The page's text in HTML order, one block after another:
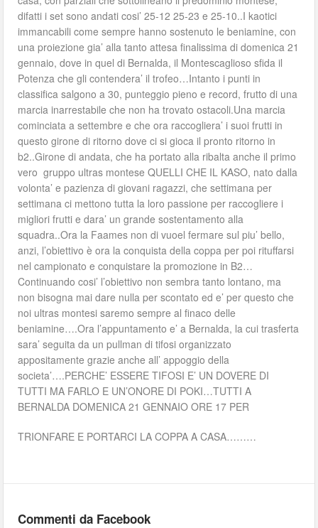
difatti i set sono andati cosi’ 25-12 25-23 e 25-10..I kaotici
immancabili come sempre hanno sostenuto le beniamine, con
una proiezione gia’ alla tanto attesa finalissima di domenica 21
gennaio, dove in quel di Bernalda, il Montescaglioso sfida il
Potenza che gli contendera’ il trofeo…Intanto i punti in
classifica salgono a 30, punteggio pieno e record, frutto di una
marcia inarrestabile che non ha trovato ostacoli.Una marcia
cominciata a settembre e che ora raccogliera’ i suoi frutti in
questo girone di ritorno dove ci si gioca il pronto ritorno in
b2..Girone di andata, che ha portato alla ribalta anche il primo
vero gruppo ultras montese QUELLI CHE IL KASO, nato dalla
volonta’ e pazienza di giovani ragazzi, che settimana per
settimana ci mettono tutta la loro passione per raccogliere i
migliori frutti e dara’ un grande sostentamento alla
squadra..Ora la Faames non di vuoel fermare sul piu’ bello,
anzi, l’obiettivo è ora la conquista della coppa per poi rituffarsi
nel campionato e conquistare la promozione in B2…
Continuando cosi’ l’obiettivo non sembra tanto lontano, ma
non bisogna mai dare nulla per scontato ed e’ per questo che
noi ultras montesi saremo sempre al finaco delle
beniamine….Ora l’appuntamento e’ a Bernalda, la cui trasferta
sara’ seguita da un pullman di tifosi organizzato
appositamente grazie anche all’ appoggio della
societa’….PERCHE’ ESSERE TIFOSI E’ UN DOVERE DI
TUTTI MA FARLO E UN’ONORE DI POKI…TUTTI A
BERNALDA DOMENICA 21 GENNAIO ORE 17 PER
TRIONFARE E PORTARCI LA COPPA A CASA………
Commenti da Facebook